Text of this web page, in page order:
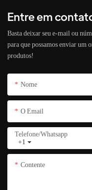
Entre em
Basta deixar seu e-mail ou
para que possamos enviar um
produtos!
Nome
O Email
+1
Telefone/whatsapp
Contente